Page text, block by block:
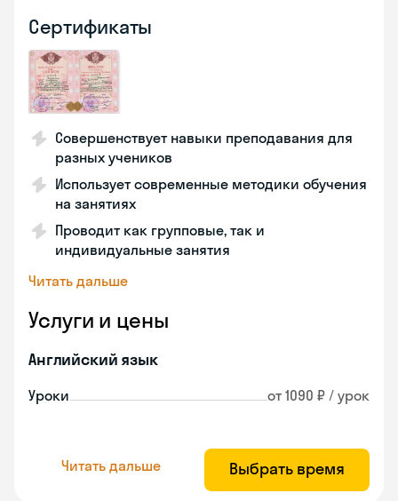
Сертификаты
Совершенствует навыки преподавания для
разных учеников
Использует современные методики обучения
на занятиях
Проводит как групповые, так и
индивидуальные занятия
Читать дальше
Услуги и цены
Английский язык
Уроки от 1090 ₽ / урок
Читать дальше Выбрать время